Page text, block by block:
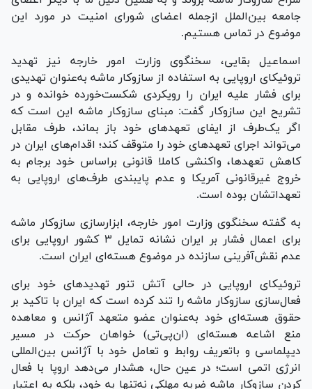
جامعه بین‌الملل ازجمله اعضای شورای امنیت در مورد این
موضوع در تماس هستیم.
اسماعیل بقایی، سخنگوی وزارت امور خارجه نیز تهدید
تروئیکای اروپایی به استفاده از سازوکار ماشه به‌عنوان تهدیدی
برای فشار علیه ایران را رویکردی شکست‌خورده خوانده و در
تشریح این سازوکار گفت: مبنای سازوکار ماشه این است که
اگر یک‌طرف از ایفای تعهد‌های خود باز بماند، طرف مقابل
می‌تواند اجرای تعهد‌های خود را متوقف کند؛ اقدام‌های ایران در
کاهش تعهدها، واکنشی کاملا قانونی براساس خود برجام به
خروج غیرقانونی آمریکا و عدم پایبندی طرف‌های اروپایی به
تعهداتشان بوده است.
به گفته سخنگوی وزارت امور خارجه، ابزارسازی سازوکار ماشه
برای اعمال فشار بر ایران نشانه تمایل ۳ کشور اروپایی برای
عدم نقش‌آفرینی سازنده در موضوع هسته‌ای ایران است.
تروئیکای اروپایی در حالی آتش تنور تهدید‌های خود برای
فعال‌سازی سازوکار ماشه را تند کرده است که ایران با تاکید بر
حقوق هسته‌ای خود به‌عنوان عضو متعهد آژانس و معاهده
منع اشاعه هسته‌ای (ان‌پی‌تی) خواهان حرکت در مسیر
دیپلماسی و باتعریف روابط و تعامل خود با آژانس بین‌المللی
انرژی اتمی است؛ در عین حال، هشدار می‌دهد اروپا با فعال
کردن سازوکار ماشه ضربه مهلکی نه‌تنها به خود، بلکه به اعتبار